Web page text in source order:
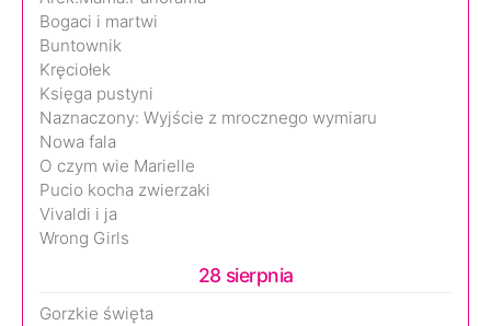
Bogaci i martwi
Buntownik
Kręciołek
Księga pustyni
Naznaczony: Wyjście z mrocznego wymiaru
Nowa fala
O czym wie Marielle
Pucio kocha zwierzaki
Vivaldi i ja
Wrong Girls
28 sierpnia
Gorzkie święta